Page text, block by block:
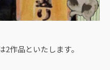
作品といたします。